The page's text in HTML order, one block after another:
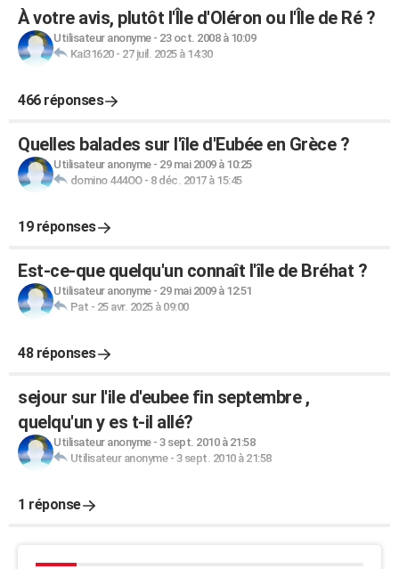
À votre avis, plutôt l'Île d'Oléron ou l'Île de Ré ?
Utilisateur anonyme- 23 oct. 2008 à 10:09
Kai31620- 27 juil. 2025 à 14:30
466 réponses
Quelles balades sur l'île d'Eubée en Grèce ?
Utilisateur anonyme- 29 mai 2009 à 10:25
domino 444OO- 8 déc. 2017 à 15:45
19 réponses
Est-ce-que quelqu'un connaît l'île de Bréhat ?
Utilisateur anonyme- 29 mai 2009 à 12:51
Pat - 25 avr. 2025 à 09:00
48 réponses
sejour sur l'ile d'eubee fin septembre ,
quelqu'un y es t-il allé?
Utilisateur anonyme- 3 sept. 2010 à 21:58
Utilisateur anonyme- 3 sept. 2010 à 21:58
1 réponse